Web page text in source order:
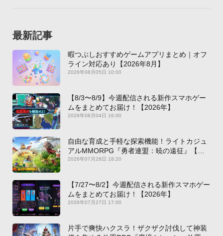
最新記事
暇つぶしおすすめゲームアプリまとめ｜オフ
ライン対応あり【2026年8月】
2026年08月05日 10:00
【8/3〜8/9】今週配信される新作スマホゲー
ムをまとめてお届け！【2026年】
2026年08月04日 16:00
自由な育成と手軽な探索機能！ライトカジュ
アルMMORPG『勇者連盟：暁の遠征』【最
新作PICKUP】
2026年07月28日 18:20
【7/27〜8/2】今週配信される新作スマホゲー
ムをまとめてお届け！【2026年】
2026年07月27日 17:00
片手で爽快ハクスラ！ザクザク討伐して神装